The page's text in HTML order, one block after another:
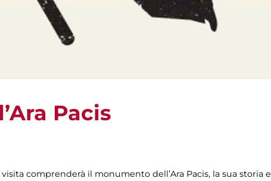
Pacis
comprenderà il monumento dell’Ara Pacis, la sua storia e